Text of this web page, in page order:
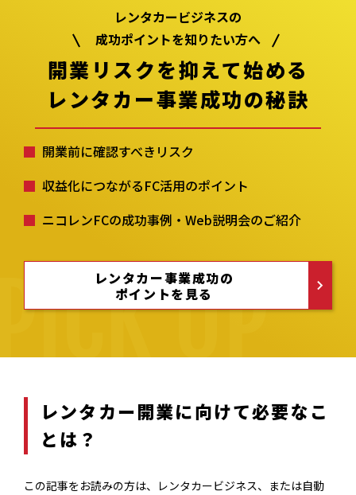
レンタカービジネスの
成功ポイントを知りたい方へ
開業リスクを抑えて始める
レンタカー事業成功の秘訣
開業前に確認すべきリスク
収益化につながるFC活用のポイント
ニコレンFCの成功事例・Web説明会のご紹介
レンタカー事業成功の
ポイントを見る
レンタカー開業に向けて必要なこ
とは？
この記事をお読みの方は、レンタカービジネス、または自動